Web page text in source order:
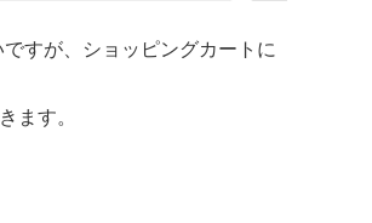
すが、ショッピングカートに
ます。